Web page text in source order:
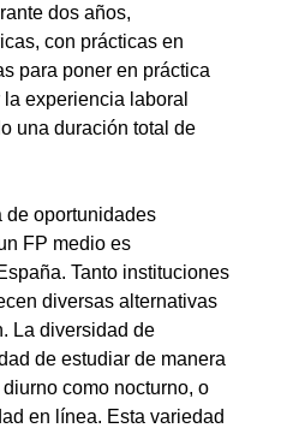
dos años,
con prácticas en
para poner en práctica
experiencia laboral
una duración total de
de oportunidades
FP medio es
Tanto instituciones
diversas alternativas
La diversidad de
de estudiar de manera
como nocturno, o
en línea. Esta variedad